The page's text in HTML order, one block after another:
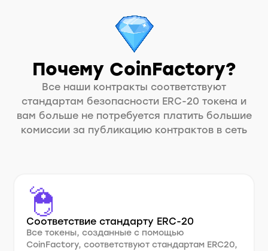
Почему CoinFactory?
Все наши контракты соответствуют
стандартам безопасности ERC-20 токена и
вам больше не потребуется платить большие
комиссии за публикацию контрактов в сеть
Соответствие стандарту ERC-20
Все токены, созданные с помощью
CoinFactory, соответствуют стандартам ERC20,